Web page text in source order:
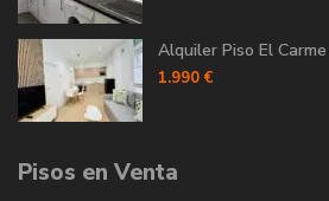
Alquiler Piso El
1.990 €
Pisos en Venta